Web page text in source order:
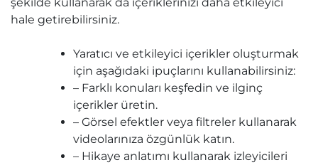
hale getirebilirsiniz.
Yaratıcı ve etkileyici içerikler oluşturmak
için aşağıdaki ipuçlarını kullanabilirsiniz:
– Farklı konuları keşfedin ve ilginç
içerikler üretin.
– Görsel efektler veya filtreler kullanarak
videolarınıza özgünlük katın.
– Hikaye anlatımı kullanarak izleyicileri